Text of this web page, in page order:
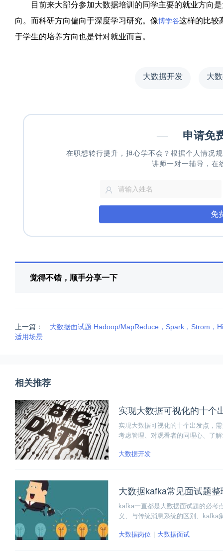
目前来大部分参加大数据培训的同学主要的就业方向是
向。而科研方向偏向于深度学习研究。像博学谷这样的比较
于学生的培养方向也是针对就业而言。
大数据开发 大
— 申请免
在职想转行提升，担心学不会？根据个人情况
讲师一对一辅导，在
免
觉得不错，顺手分享一下
上一篇：
大数据面试题 Hadoop/MapReduce，Spark，Strom，
适用场景
相关推荐
实现大数据可视化的十个
实现大数据可视化的十个出发点，
考虑管理、对观看者的同理心、了
大数据开发
大数据kafka常见面试题
kafka一直都是大数据面试题的必考
义、与传统消息系统的区别、kafka
大数据岗位
大数据面试